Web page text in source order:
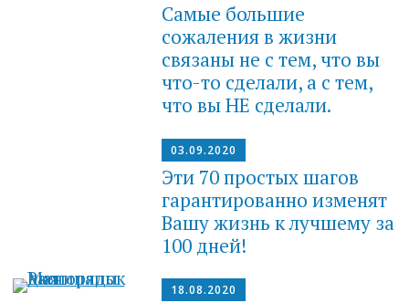
Самые большие
сожаления в жизни
связаны не с тем, что вы
что-то сделали, а с тем,
что вы НЕ сделали.
03.09.2020
Эти 70 простых шагов
гарантированно изменят
Вашу жизнь к лучшему за
100 дней!
18.08.2020